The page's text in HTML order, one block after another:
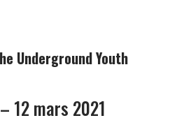
Underground Youth
– 12 mars 2021